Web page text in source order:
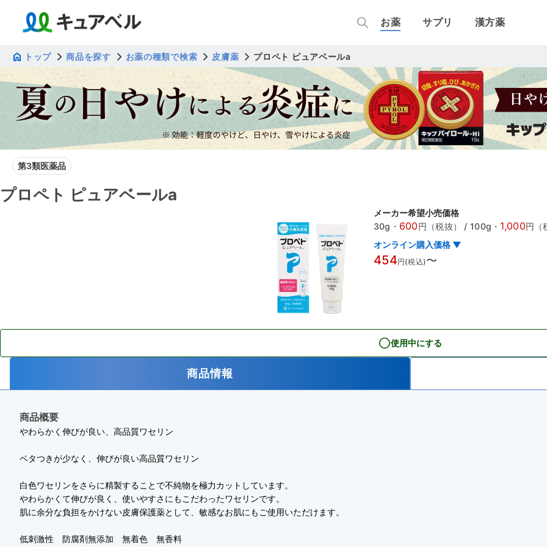
お薬 サプリ 漢方薬
トップ 商品を探す お薬の種類で検索 皮膚薬 プロペト ピュアベールa
第3類医薬品
プロペト ピュアベールa
メーカー希望小売価格
30g ・ 600円（税抜） / 100g ・ 1,000円（
オンライン購入価格 ▼
454円(税込)〜
使用中にする
商品情報
商品概要
やわらかく伸びが良い、高品質ワセリン
ベタつきが少なく、伸びが良い高品質ワセリン
白色ワセリンをさらに精製することで不純物を極力カットしています。
やわらかくて伸びが良く、使いやすさにもこだわったワセリンです。
肌に余分な負担をかけない皮膚保護薬として、敏感なお肌にもご使用いただけます。
低刺激性 防腐剤無添加 無着色 無香料